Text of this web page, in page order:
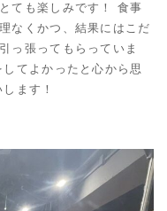
ても楽しみです！ 食事
なくかつ、結果にはこだ
っ張ってもらっていま
てよかったと心から思
ます！